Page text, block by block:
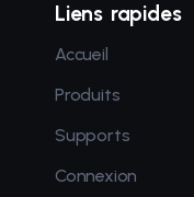
Liens rapides
Accueil
Produits
Supports
Connexion